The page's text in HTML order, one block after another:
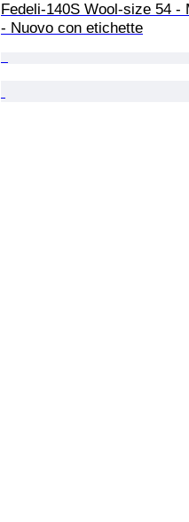
Fedeli-140S Wool-size 54 -
- Nuovo con etichette